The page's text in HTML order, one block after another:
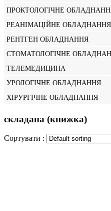
ПРОКТОЛОГІЧНЕ
РЕАНІМАЦІЙНЕ ОБЛАДНАННЯ
РЕНТГЕН ОБЛАДНАННЯ
СТОМАТОЛОГІЧНЕ
ТЕЛЕМЕДИЦИНА
УРОЛОГІЧНЕ ОБЛАДНАННЯ
ХІРУРГІЧНЕ ОБЛАДНАННЯ
складана (книжка)
Сортувати :